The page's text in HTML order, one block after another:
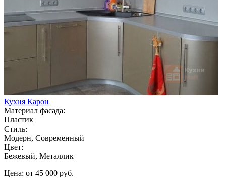
Кухня Карон
Материал фасада:
Пластик
Стиль:
Модерн, Современный
Цвет:
Бежевый, Металлик
Цена: от 45 000 руб.